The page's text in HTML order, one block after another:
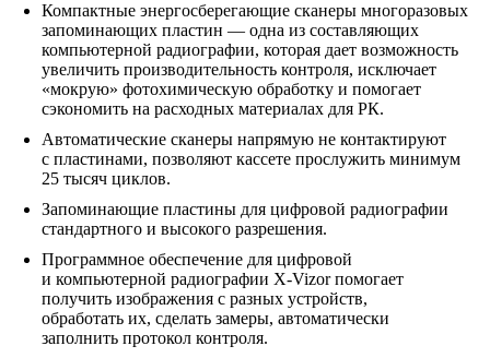
Компактные энергосберегающие сканеры многоразовых
запоминающих пластин — одна из составляющих
компьютерной радиографии, которая дает возможность
увеличить производительность контроля, исключает
«мокрую» фотохимическую обработку и помогает
сэкономить на расходных материалах для РК.
Автоматические сканеры напрямую не контактируют
с пластинами, позволяют кассете прослужить минимум
25 тысяч циклов.
Запоминающие пластины для цифровой радиографии
стандартного и высокого разрешения.
Программное обеспечение для цифровой
и компьютерной радиографии X-Vizor помогает
получить изображения с разных устройств,
обработать их, сделать замеры, автоматически
заполнить протокол контроля.